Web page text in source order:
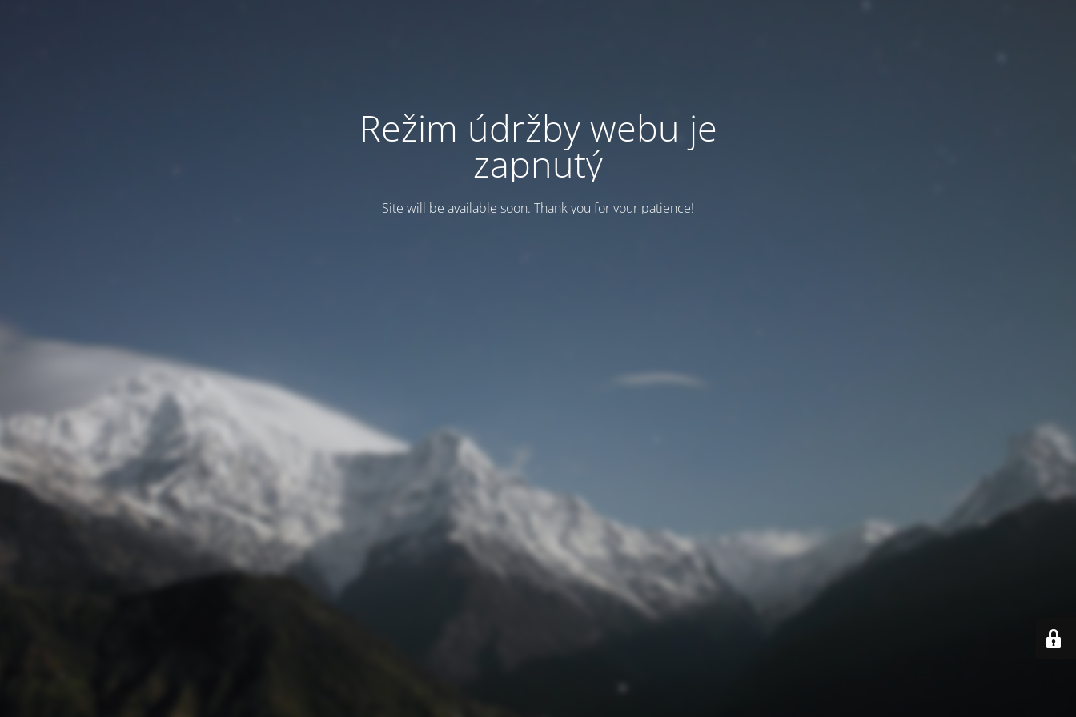
Režim údržby webu je
zapnutý
Site will be available soon. Thank you for your patience!